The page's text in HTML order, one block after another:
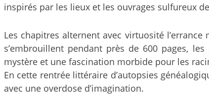
inspirés par les lieux et les ouvrages sulfureux
Les chapitres alternent avec virtuosité
s’embrouillent pendant près de 600 pages,
mystère et une fascination morbide pour les
En cette rentrée littéraire d’autopsies
avec une overdose d’imagination.